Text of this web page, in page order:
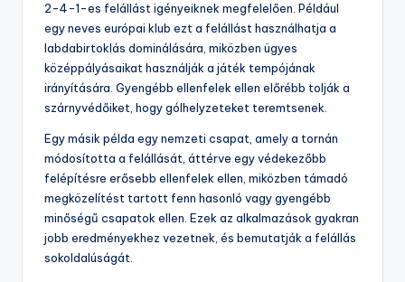
2-4-1-es felállást igényeiknek megfelelően. Például
egy neves európai klub ezt a felállást használhatja a
labdabirtoklás dominálására, miközben ügyes
középpályásaikat használják a játék tempójának
irányítására. Gyengébb ellenfelek ellen előrébb tolják a
szárnyvédőiket, hogy gólhelyzeteket teremtsenek.
Egy másik példa egy nemzeti csapat, amely a tornán
módosította a felállását, áttérve egy védekezőbb
felépítésre erősebb ellenfelek ellen, miközben támadó
megközelítést tartott fenn hasonló vagy gyengébb
minőségű csapatok ellen. Ezek az alkalmazások gyakran
jobb eredményekhez vezetnek, és bemutatják a felállás
sokoldalúságát.